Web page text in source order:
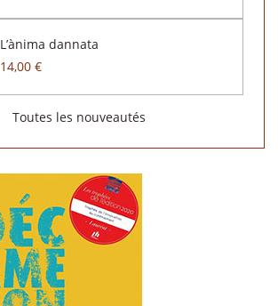
L’ànima dannata
14,00 €
Toutes les nouveautés